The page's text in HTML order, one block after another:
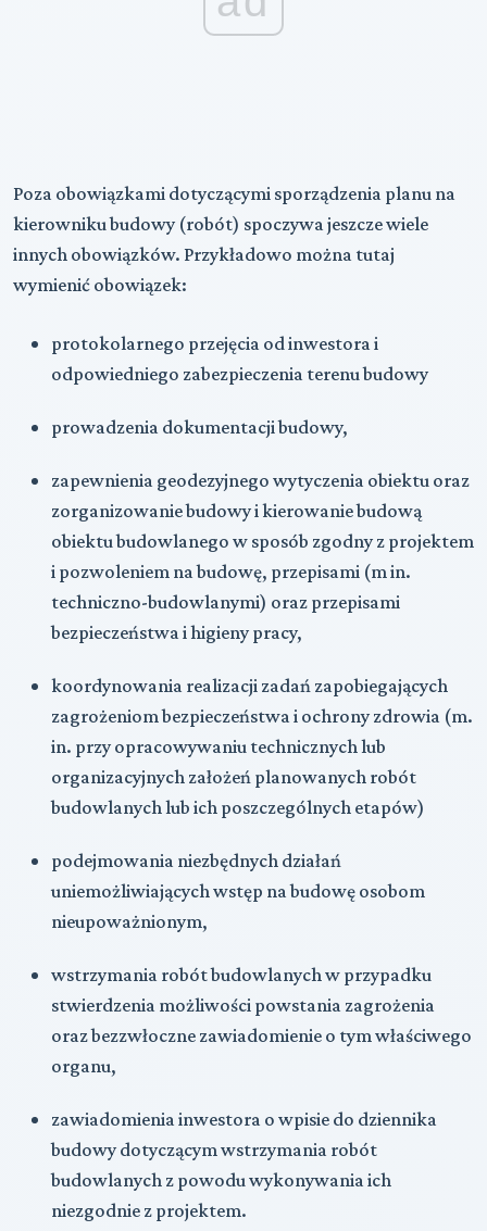
Poza obowiązkami dotyczącymi sporządzenia planu na
kierowniku budowy (robót) spoczywa jeszcze wiele
innych obowiązków. Przykładowo można tutaj
wymienić obowiązek:
protokolarnego przejęcia od inwestora i
odpowiedniego zabezpieczenia terenu budowy
prowadzenia dokumentacji budowy,
zapewnienia geodezyjnego wytyczenia obiektu oraz
zorganizowanie budowy i kierowanie budową
obiektu budowlanego w sposób zgodny z projektem
i pozwoleniem na budowę, przepisami (m in.
techniczno-budowlanymi) oraz przepisami
bezpieczeństwa i higieny pracy,
koordynowania realizacji zadań zapobiegających
zagrożeniom bezpieczeństwa i ochrony zdrowia (m.
in. przy opracowywaniu technicznych lub
organizacyjnych założeń planowanych robót
budowlanych lub ich poszczególnych etapów)
podejmowania niezbędnych działań
uniemożliwiających wstęp na budowę osobom
nieupoważnionym,
wstrzymania robót budowlanych w przypadku
stwierdzenia możliwości powstania zagrożenia
oraz bezzwłoczne zawiadomienie o tym właściwego
organu,
zawiadomienia inwestora o wpisie do dziennika
budowy dotyczącym wstrzymania robót
budowlanych z powodu wykonywania ich
niezgodnie z projektem.